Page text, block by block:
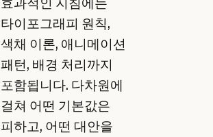
타이포그래피 원칙,
색채 이론, 애니메이션
패턴, 배경 처리까지
포함됩니다. 다차원에
걸쳐 어떤 기본값은
피하고, 어떤 대안을